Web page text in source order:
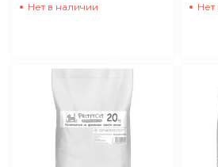
Нет в наличии Нет